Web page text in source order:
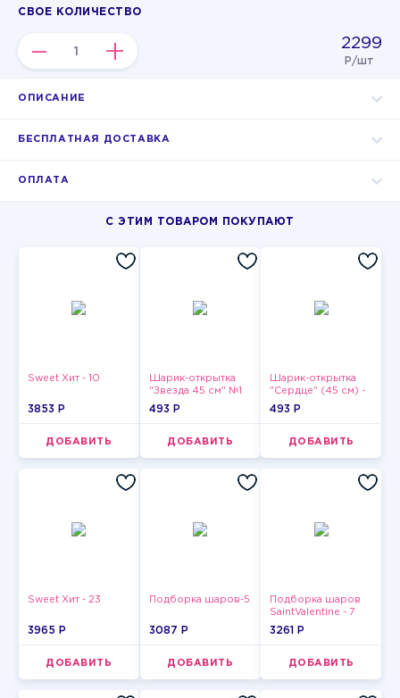
СВОЕ КОЛИЧЕСТВО
– + 2299
Р/шт
ОПИСАНИЕ
БЕСПЛАТНАЯ ДОСТАВКА
ОПЛАТА
С ЭТИМ ТОВАРОМ ПОКУПАЮТ
Sweet Хит - 10
3853 P
ДОБАВИТЬ
Шарик-открытка
"Звезда 45 см" №1
493 P
ДОБАВИТЬ
Шарик-открытка
"Сердце" (45 см) -
2
493 P
ДОБАВИТЬ
Sweet Хит - 23
3965 P
ДОБАВИТЬ
Подборка шаров-5
3087 P
ДОБАВИТЬ
Подборка шаров
SaintValentine - 7
3261 P
ДОБАВИТЬ